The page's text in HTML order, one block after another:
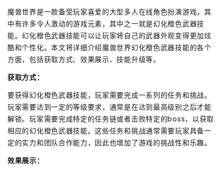
魔兽世界是一款备受玩家喜爱的大型多人在线角色扮演游戏，其
中有许多令人激动的游戏元素，其中之一就是幻化橙色武器技
能。幻化橙色武器技能可以让玩家将自己的武器外观变得更加炫
酷和个性化。本文将详细介绍魔兽世界幻化橙色武器技能的各个
方面，包括获取方式、效果展示、技能升级等。
获取方式：
要获得幻化橙色武器技能，玩家需要完成一系列的任务和挑战。
玩家需要达到一定的等级要求，通常是在达到最高级别之后才能
解锁。玩家需要完成特定的任务链或者击败特定的boss，以获取
相应的幻化橙色武器技能。这些任务和挑战通常需要玩家具备一
定的实力和团队合作能力，因此也增加了游戏的挑战性和乐趣。
效果展示：